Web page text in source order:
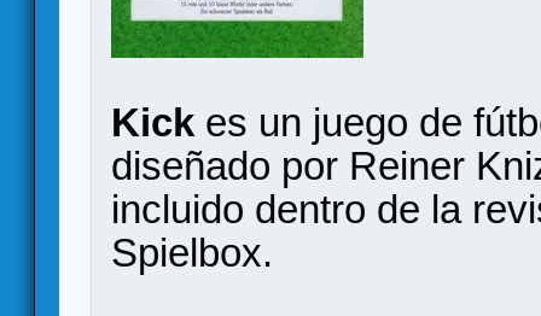
Kick es un juego de
diseñado por Reiner
incluido dentro de la
Spielbox.